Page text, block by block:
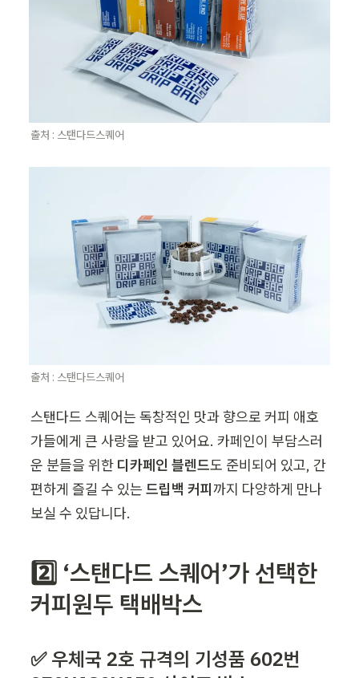
출처 : 스탠다드스퀘어
출처 : 스탠다드스퀘어
스탠다드 스퀘어는 독창적인 맛과 향으로 커피 애호
가들에게 큰 사랑을 받고 있어요. 카페인이 부담스러
운 분들을 위한 디카페인 블렌드도 준비되어 있고, 간
편하게 즐길 수 있는 드립백 커피까지 다양하게 만나
보실 수 있답니다.
2️⃣ ‘스탠다드 스퀘어’가 선택한
커피원두 택배박스
✅ 우체국 2호 규격의 기성품 602번